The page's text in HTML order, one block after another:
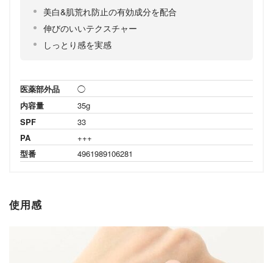
美白&肌荒れ防止の有効成分を配合
伸びのいいテクスチャー
しっとり感を実感
医薬部外品
◯
内容量
35g
SPF
33
PA
+++
型番
4961989106281
使用感